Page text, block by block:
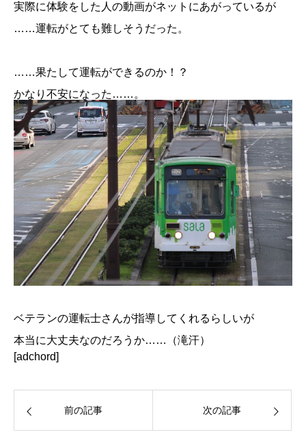
実際に体験をした人の動画がネットにあがっているが
……運転がとても難しそうだった。
……果たして運転ができるのか！？
かなり不安になった……。
ベテランの運転士さんが指導してくれるらしいが
本当に大丈夫なのだろうか……（滝汗）
[adchord]
前の記事 次の記事